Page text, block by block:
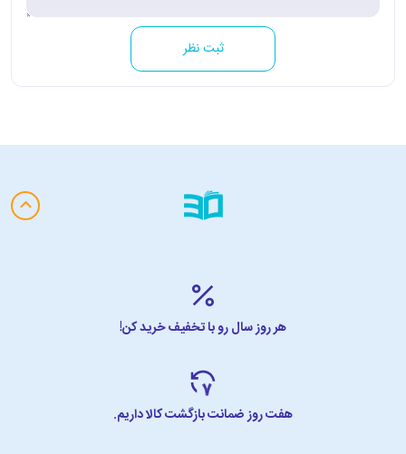
ثبت نظر
هر روز سال رو با تخفیف خرید کن!
هفت روز ضمانت بازگشت کالا داریم.